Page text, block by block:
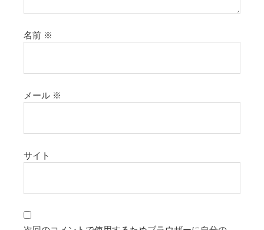
名前 ※
メール ※
サイト